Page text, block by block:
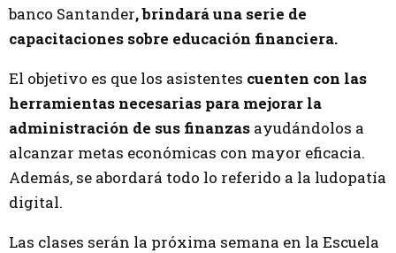
banco Santander, brindará una serie de
capacitaciones sobre educación financiera.
El objetivo es que los asistentes cuenten con las
herramientas necesarias para mejorar la
administración de sus finanzas ayudándolos a
alcanzar metas económicas con mayor eficacia.
Además, se abordará todo lo referido a la ludopatía
digital.
Las clases serán la próxima semana en la Escuela